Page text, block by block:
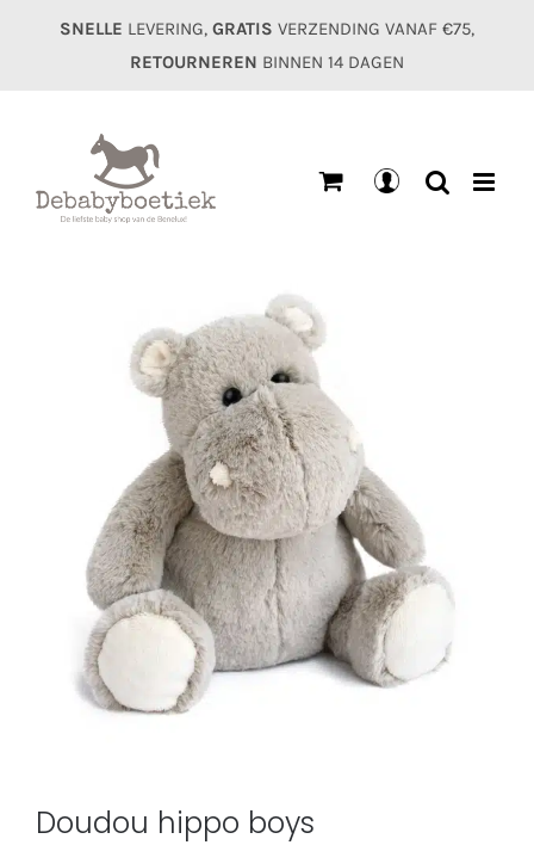
SNELLE LEVERING, GRATIS VERZENDING VANAF €75,
RETOURNEREN BINNEN 14 DAGEN
Doudou hippo boys